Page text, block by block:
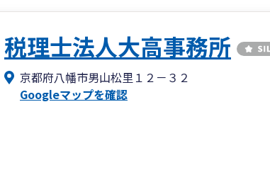
税理士法人大高事務所
京都府八幡市男山松里１２－３２
Googleマップを確認